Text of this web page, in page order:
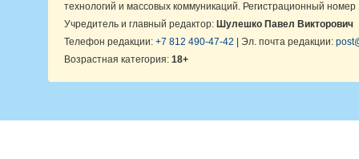
технологий и массовых коммуникаций. Регистрационный
Учредитель и главный редактор: Шулешко Павел Викторович
Телефон редакции: +7 812 490-47-42 | Эл. почта редакции:
Возрастная категория: 18+